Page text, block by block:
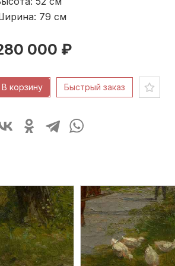
79 см
000 ₽
В корзину Быстрый заказ